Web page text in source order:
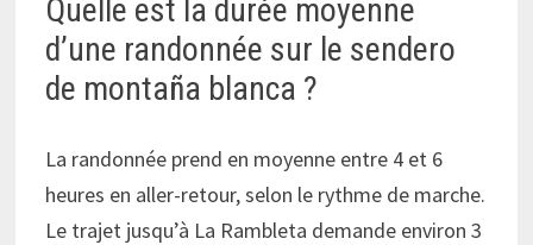
Quelle est la durée moyenne
d’une randonnée sur le sendero
de montaña blanca ?
La randonnée prend en moyenne entre 4 et 6
heures en aller-retour, selon le rythme de marche.
Le trajet jusqu’à La Rambleta demande environ 3